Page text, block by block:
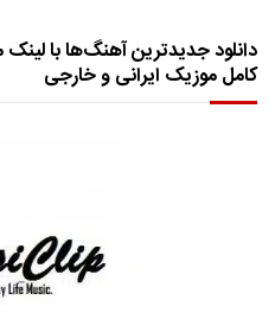
دانلود جدیدترین آهنگ‌ها با
کامل موزیک ایرانی و خارجی